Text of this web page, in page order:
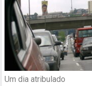
Um dia atribulado